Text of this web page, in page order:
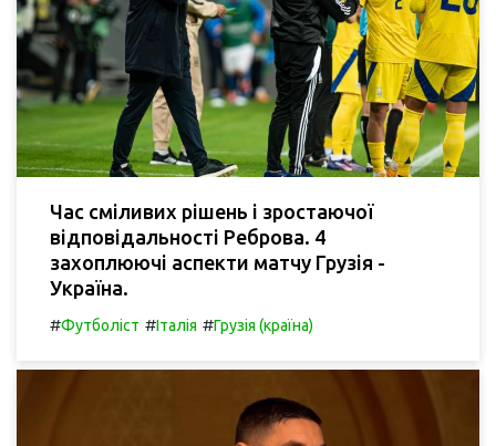
Час сміливих рішень і зростаючої
відповідальності Реброва. 4
захоплюючі аспекти матчу Грузія -
Україна.
#Футболіст #Італія #Грузія (країна)